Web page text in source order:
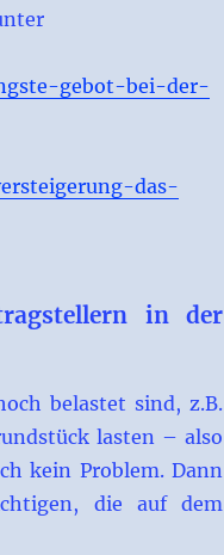
gebot-bei-der-
das-
in der
belastet sind, z.B.
lasten – also
kein Problem. Dann
die auf dem